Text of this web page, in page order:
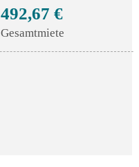
492,67 €
Gesamtmiete